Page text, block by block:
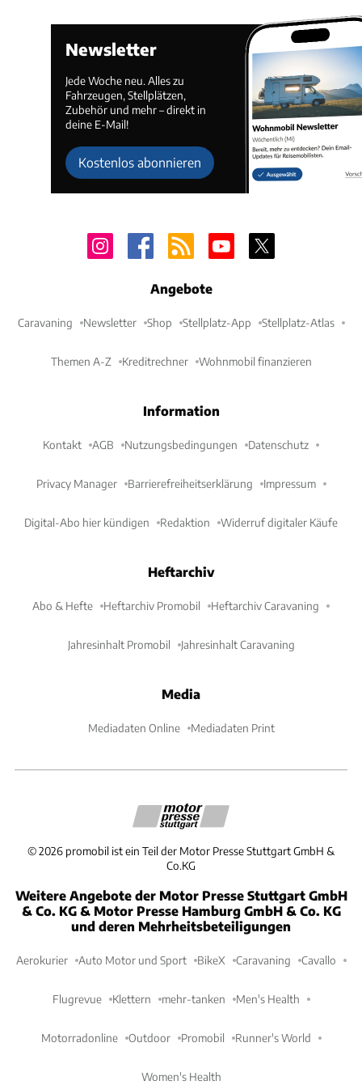
Newsletter
Jede Woche neu. Alles zu
Fahrzeugen, Stellplätzen,
Zubehör und mehr – direkt in
deine E-Mail!
Kostenlos abonnieren
Angebote
Caravaning Newsletter Shop Stellplatz-App Stellplatz-Atlas
Themen A-Z Kreditrechner Wohnmobil finanzieren
Information
Kontakt AGB Nutzungsbedingungen Datenschutz
Privacy Manager Barrierefreiheitserklärung Impressum
Digital-Abo hier kündigen Redaktion Widerruf digitaler Käufe
Heftarchiv
Abo & Hefte Heftarchiv Promobil Heftarchiv Caravaning
Jahresinhalt Promobil Jahresinhalt Caravaning
Media
Mediadaten Online Mediadaten Print
©2026 promobil ist ein Teil der Motor Presse Stuttgart GmbH &
Co.KG
Weitere Angebote der Motor Presse Stuttgart GmbH
& Co. KG & Motor Presse Hamburg GmbH & Co. KG
und deren Mehrheitsbeteiligungen
Aerokurier Auto Motor und Sport BikeX Caravaning Cavallo
Flugrevue Klettern mehr-tanken Men's Health
Motorradonline Outdoor Promobil Runner's World
Women's Health